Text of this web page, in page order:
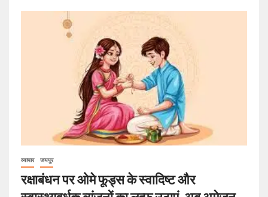
व्यापार जयपुर
रक्षाबंधन पर ओमे फूड्स के स्वादिष्ट और